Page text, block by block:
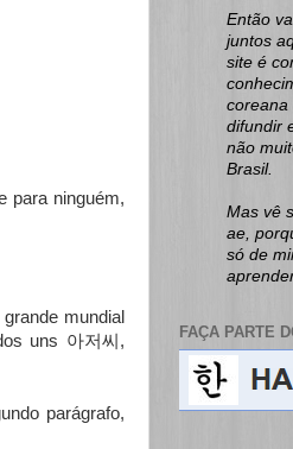
para ninguém,
mundial
uns 아저씨 ,
parágrafo,
Então
juntos
site é
coreana
difundir
não
Brasil.
Mas vê
ae,
só de
FAÇA PARTE